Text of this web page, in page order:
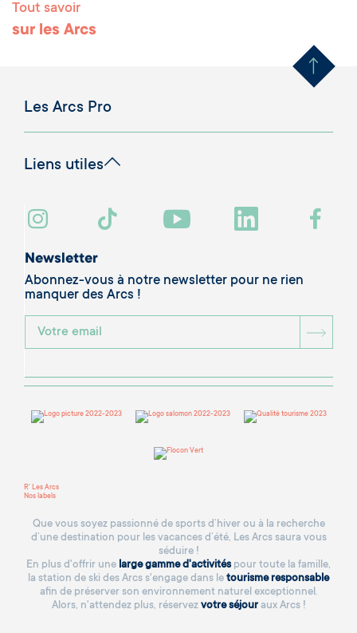
Tout savoir
sur les Arcs Remonter
Les Arcs Pro
Liens utiles
Newsletter
Abonnez-vous à notre newsletter pour ne rien
manquer des Arcs !
R' Les Arcs
Nos labels
Que vous soyez passionné de sports d’hiver ou à la recherche
d’une destination pour les vacances d’été, Les Arcs saura vous
séduire !
En plus d'offrir une large gamme d'activitéspour toute la famille,
la station de ski des Arcs s'engage dans le tourisme responsable
afin de préserver son environnement naturel exceptionnel.
Alors, n'attendez plus, réservez votre séjouraux Arcs !